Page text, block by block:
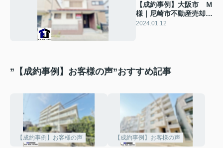
【成約事例】大阪市 Ｍ
様｜尼崎市不動産売却の
窓口
2024.01.12
”【成約事例】お客様の声”おすすめ記事
【成約事例】お客様の声 【成約事例】お客様の声